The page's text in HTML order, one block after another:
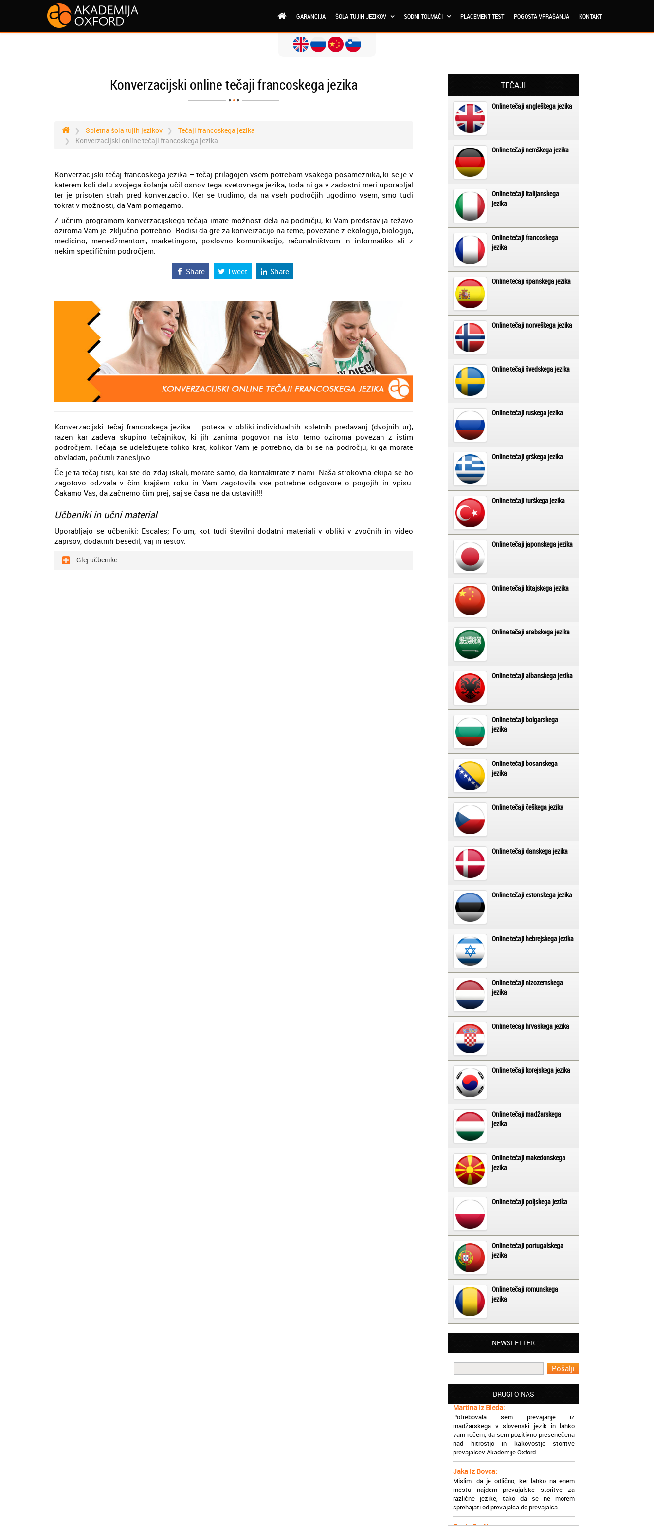
GARANCIJA ŠOLA TUJIH JEZIKOV SODNI TOLMAČI PLACEMENT TEST POGOSTA VPRAŠANJA KONTAKT
Konverzacijski online tečaji francoskega jezika
Spletna šola tujih jezikov
Tečaji francoskega jezika
Konverzacijski online tečaji francoskega jezika
Konverzacijski tečaj francoskega jezika – tečaj prilagojen vsem potrebam vsakega posameznika, ki se je v
katerem koli delu svojega šolanja učil osnov tega svetovnega jezika, toda ni ga v zadostni meri uporabljal
ter je prisoten strah pred konverzacijo. Ker se trudimo, da na vseh področjih ugodimo vsem, smo tudi
tokrat v možnosti, da Vam pomagamo.
Z učnim programom konverzacijskega tečaja imate možnost dela na području, ki Vam predstavlja težavo
oziroma Vam je izključno potrebno. Bodisi da gre za konverzacijo na teme, povezane z ekologijo, biologijo,
medicino, menedžmentom, marketingom, poslovno komunikacijo, računalništvom in informatiko ali z
nekim specifičnim področjem.
Share Tweet Share
Konverzacijski tečaj francoskega jezika – poteka v obliki individualnih spletnih predavanj (dvojnih ur),
razen kar zadeva skupino tečajnikov, ki jih zanima pogovor na isto temo oziroma povezan z istim
področjem. Tečaja se udeležujete toliko krat, kolikor Vam je potrebno, da bi se na področju, ki ga morate
obvladati, počutili zanesljivo.
Če je ta tečaj tisti, kar ste do zdaj iskali, morate samo, da kontaktirate z nami. Naša strokovna ekipa se bo
zagotovo odzvala v čim krajšem roku in Vam zagotovila vse potrebne odgovore o pogojih in vpisu.
Čakamo Vas, da začnemo čim prej, saj se časa ne da ustaviti!!!
Učbeniki in učni material
Uporabljajo se učbeniki: Escales; Forum, kot tudi številni dodatni materiali v obliki v zvočnih in video
zapisov, dodatnih besedil, vaj in testov.
Glej učbenike
TEČAJI
Online tečaji angleškega jezika
Online tečaji nemškega jezika
Online tečaji italijanskega
jezika
Online tečaji francoskega
jezika
Online tečaji španskega jezika
Online tečaji norveškega jezika
Online tečaji švedskega jezika
Online tečaji ruskega jezika
Online tečaji grškega jezika
Online tečaji turškega jezika
Online tečaji japonskega jezika
Online tečaji kitajskega jezika
Online tečaji arabskega jezika
Online tečaji albanskega jezika
Online tečaji bolgarskega
jezika
Online tečaji bosanskega
jezika
Online tečaji češkega jezika
Online tečaji danskega jezika
Online tečaji estonskega jezika
Online tečaji hebrejskega jezika
Online tečaji nizozemskega
jezika
Online tečaji hrvaškega jezika
Online tečaji korejskega jezika
Online tečaji madžarskega
jezika
Online tečaji makedonskega
jezika
Online tečaji poljskega jezika
Online tečaji portugalskega
jezika
Online tečaji romunskega
jezika
NEWSLETTER
DRUGI O NAS
Matjaž iz Ajdovščine:
Lahko pohvalim vse zaposlene v Akademiji
prevajalske storitve opravljajo hitro in
učinkoviti.
Martina iz Bleda:
Potrebovala sem prevajanje iz
madžarskega v slovenski jezik in lahko
vam rečem, da sem pozitivno presenečena
nad hitrostjo in kakovostjo storitve
prevajalcev Akademije Oxford.
Jaka iz Bovca:
Mislim, da je odlično, ker lahko na enem
mestu najdem prevajalske storitve za
različne jezike, tako da se ne morem
sprehajati od prevajalca do prevajalca.
Eva iz Brežic:
Nujno sem potrebovala prevod v francoski